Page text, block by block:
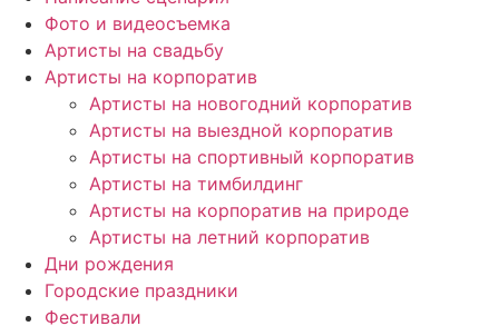
Фото и видеосъемка
Артисты на свадьбу
Артисты на корпоратив
Артисты на новогодний корпоратив
Артисты на выездной корпоратив
Артисты на спортивный корпоратив
Артисты на тимбилдинг
Артисты на корпоратив на природе
Артисты на летний корпоратив
Дни рождения
Городские праздники
Фестивали